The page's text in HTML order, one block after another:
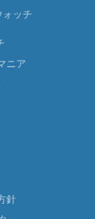
ッチ
ニア
針